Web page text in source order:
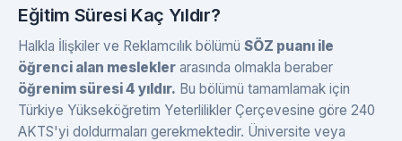
Eğitim Süresi Kaç Yıldır?
Halkla İlişkiler ve Reklamcılık bölümü SÖZ puanı ile
öğrenci alan meslekler arasında olmakla beraber
öğrenim süresi 4 yıldır. Bu bölümü tamamlamak için
Türkiye Yükseköğretim Yeterlilikler Çerçevesine göre 240
AKTS'yi doldurmaları gerekmektedir. Üniversite veya